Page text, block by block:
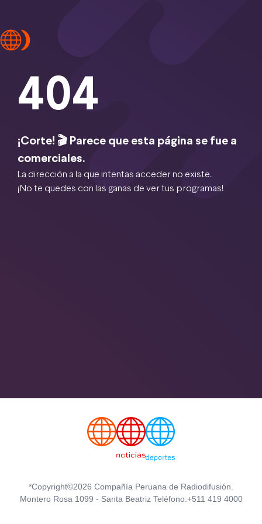
404
¡Corte! 🎬 Parece que esta página se fue a
comerciales.
La dirección a la que intentas acceder no existe.
¡No te quedes con las ganas de ver tus programas!
*Copyright©2026 Compañía Peruana de Radiodifusión.
Montero Rosa 1099 - Santa Beatriz Teléfono:+511 419 4000